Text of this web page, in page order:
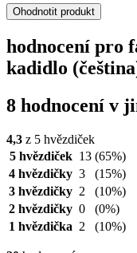
Ohodnotit produkt
hodnocení pro
kadidlo
8 hodnocení v
4,3 z 5 hvězdiček
5 hvězdiček 13 (65%)
4 hvězdičky 3
(15%)
3 hvězdičky 2
(10%)
2 hvězdičky 0
(0%)
1 hvězdička 2 (10%)